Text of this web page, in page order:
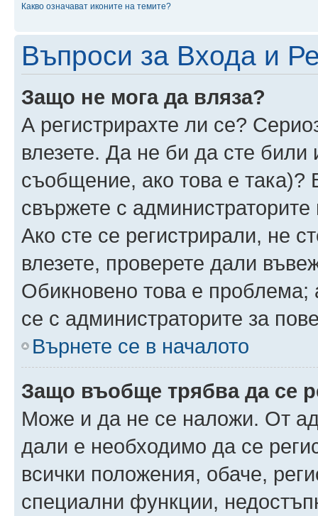
Какво означават иконите на темите?
Въпроси за Входа и
Защо не мога да вляза?
А регистрирахте ли се?
влезете. Да не би да сте
съобщение, ако това е така)?
свържете с
Ако сте се регистрирали, не
влезете, проверете дали
Обикновено това е проблема;
се с администраторите за
Върнете се в началото
Защо въобще трябва да се
Може и да не се наложи. От
дали е необходимо да се
всички положения, обаче,
специални функции,